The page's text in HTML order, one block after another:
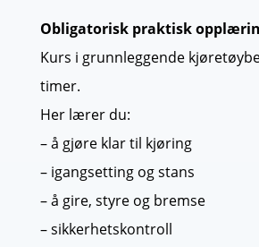
Obligatorisk praktisk
Kurs i grunnleggende
timer.
Her lærer du:
– å gjøre klar til kjøring
– igangsetting og stans
– å gire, styre og bremse
– sikkerhetskontroll